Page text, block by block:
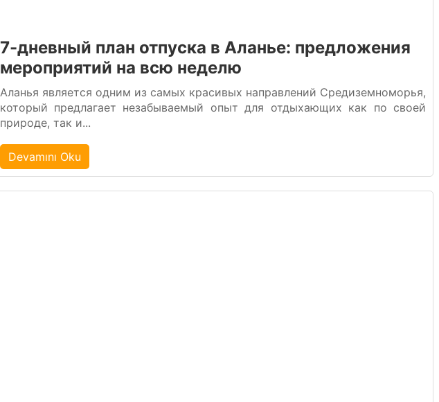
7-дневный план отпуска в Аланье: предложения
мероприятий на всю неделю
Аланья является одним из самых красивых направлений Средиземноморья,
который предлагает незабываемый опыт для отдыхающих как по своей
природе, так и...
Devamını Oku